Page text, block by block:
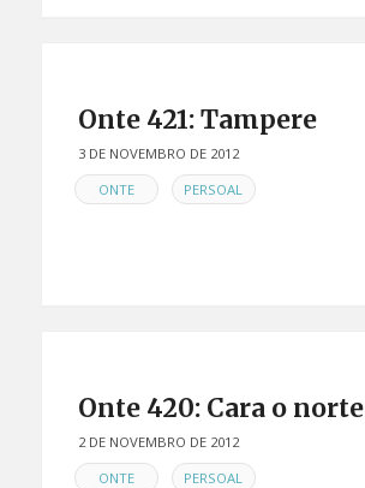
Onte 421: Tampere
3 DE NOVEMBRO DE 2012
EN
ONTE , PERSOAL
Onte 420: Cara o norte
2 DE NOVEMBRO DE 2012
EN
ONTE , PERSOAL